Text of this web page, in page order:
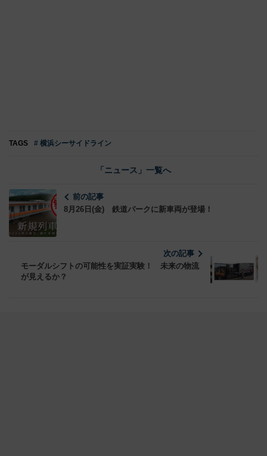
TAGS # 横浜シーサイドライン
「ニュース」一覧へ
前の記事
8月26日(金) 鉄道パークに新車両が登場！
次の記事
モーダルシフトの可能性を実証実験！ 未来の物流
が見えるか？